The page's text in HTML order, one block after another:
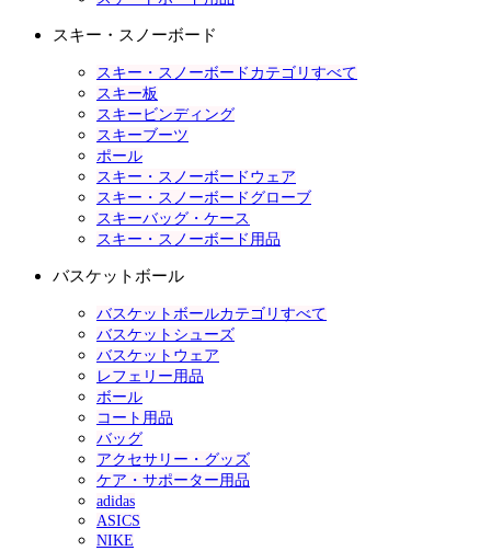
スキー・スノーボード
スキー・スノーボードカテゴリすべて
スキー板
スキービンディング
スキーブーツ
ポール
スキー・スノーボードウェア
スキー・スノーボードグローブ
スキーバッグ・ケース
スキー・スノーボード用品
バスケットボール
バスケットボールカテゴリすべて
バスケットシューズ
バスケットウェア
レフェリー用品
ボール
コート用品
バッグ
アクセサリー・グッズ
ケア・サポーター用品
adidas
ASICS
NIKE